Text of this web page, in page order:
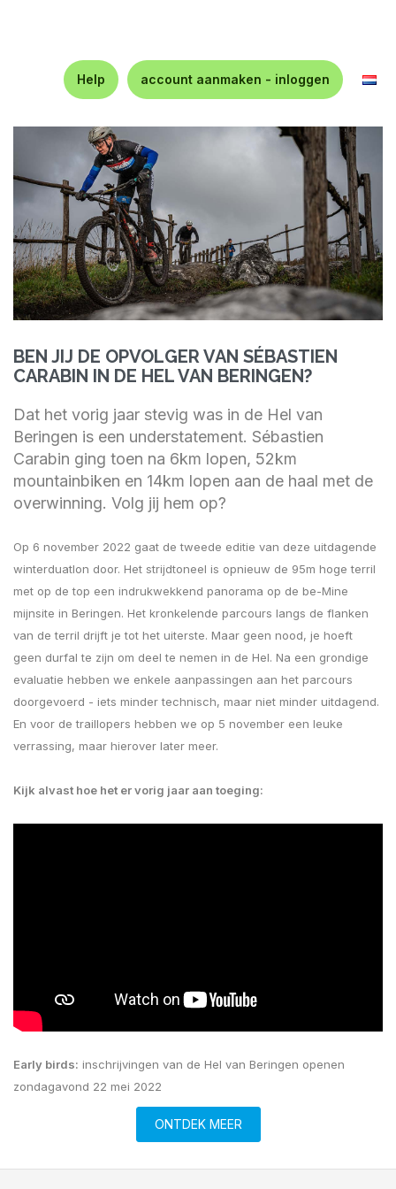
Help account aanmaken - inloggen
BEN JIJ DE OPVOLGER VAN SÉBASTIEN
CARABIN IN DE HEL VAN BERINGEN?
Dat het vorig jaar stevig was in de Hel van
Beringen is een understatement. Sébastien
Carabin ging toen na 6km lopen, 52km
mountainbiken en 14km lopen aan de haal met de
overwinning. Volg jij hem op?
Op 6 november 2022 gaat de tweede editie van deze uitdagende
winterduatlon door. Het strijdtoneel is opnieuw de 95m hoge terril
met op de top een indrukwekkend panorama op de be-Mine
mijnsite in Beringen. Het kronkelende parcours langs de flanken
van de terril drijft je tot het uiterste. Maar geen nood, je hoeft
geen durfal te zijn om deel te nemen in de Hel. Na een grondige
evaluatie hebben we enkele aanpassingen aan het parcours
doorgevoerd - iets minder technisch, maar niet minder uitdagend.
En voor de traillopers hebben we op 5 november een leuke
verrassing, maar hierover later meer.
Kijk alvast hoe het er vorig jaar aan toeging:
Early birds: inschrijvingen van de Hel van Beringen openen
zondagavond 22 mei 2022
ONTDEK MEER